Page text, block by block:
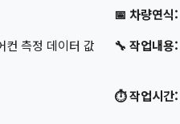
📅 차량연식:
컨 측정 데이터 값
🔧 작업내용:
⏱️ 작업시간: